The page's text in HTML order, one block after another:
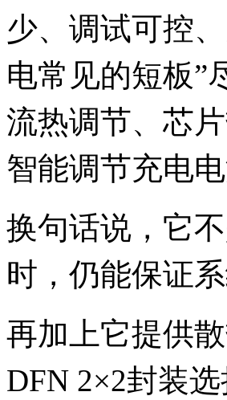
少、调试可控
电常见的短板
流热调节、芯
智能调节充电电
换句话说，它
时，仍能保证
再加上它提供
DFN 2×2封装